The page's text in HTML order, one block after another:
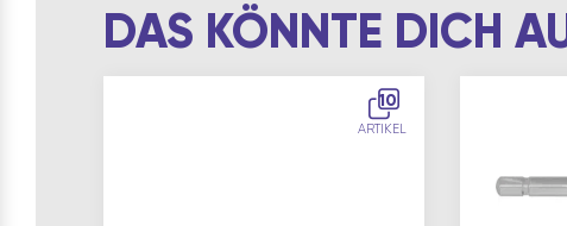
DAS KÖNNTE DICH
10
ARTIKEL